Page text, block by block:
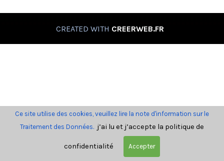
CREATED WITH CREERWEB.FR
Ce site utilise des cookies, veuillez lire la note d'information sur le
Traitement des Données. j’ai lu et j’accepte la politique de
confidentialité Accepter